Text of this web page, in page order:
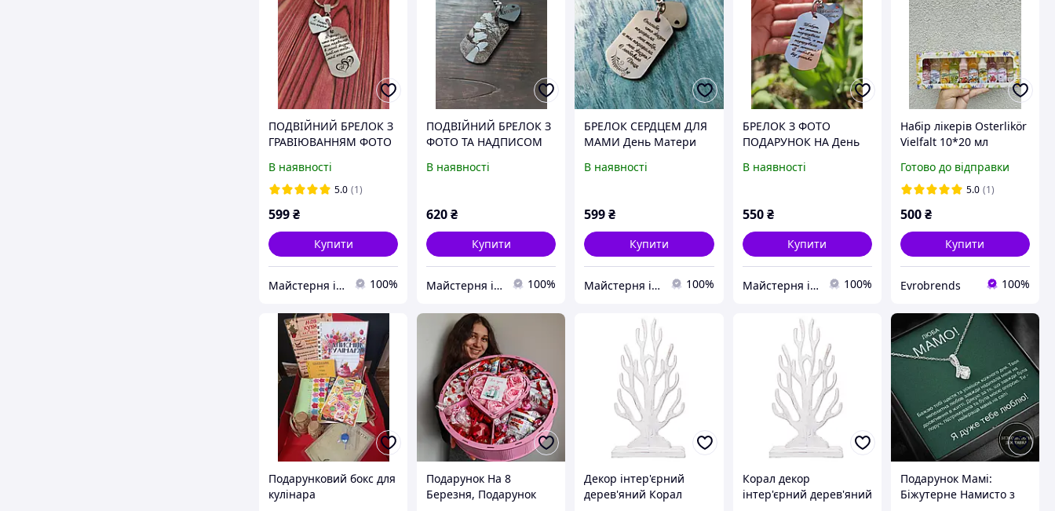
ПОДВІЙНИЙ БРЕЛОК З
ГРАВІЮВАННЯМ ФОТО
В наявності
5.0 (1)
599₴
Купити
Майстерня індивідуальних подарунків Бетховен 100%
ПОДВІЙНИЙ БРЕЛОК З
ФОТО ТА НАДПИСОМ
ГРАВІЮВАННЯ
В наявності
620₴
Купити
Майстерня індивідуальних подарунків Бетховен 100%
БРЕЛОК СЕРДЦЕМ ДЛЯ
МАМИ День Матери
В наявності
599₴
Купити
Майстерня індивідуальних подарунків Бетховен 100%
БРЕЛОК З ФОТО
ПОДАРУНОК НА День
мами
В наявності
550 ₴
Купити
Майстерня індивідуальних подарунків Бетховен 100%
Набір лікерів Osterlikör
Vielfalt 10*20 мл
Готово до відправки
5.0 (1)
500₴
Купити
Evrobrends 100%
Подарунковий бокс для
кулінара
Подарунок На 8
Березня, Подарунок
Декор інтер'єрний
дерев'яний Корал
Корал декор
інтер'єрний дерев'яний
Подарунок Мамі:
Біжутерне Намисто з